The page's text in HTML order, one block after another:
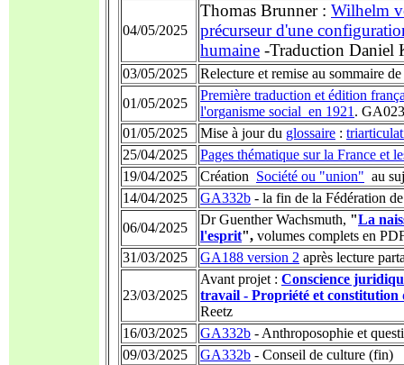
04/05/2025
Thomas Brunner : Wilhelm
précurseur d'une
humaine -Traduction Daniel
03/05/2025
Relecture et remise au sommaire
01/05/2025
Première traduction et édition
l'organisme social en 1921 . GA023
01/05/2025
Mise à jour du glossaire :
25/04/2025
Pages thématique sur la France et
19/04/2025
Création Société ou "union" au
14/04/2025
GA332b - la fin de la Fédération
06/04/2025
Dr Guenther Wachsmuth, "La
l'esprit", volumes complets en
31/03/2025
GA188 version 2 après lecture
23/03/2025
Avant projet : Conscience
travail - Propriété et constitution
Reetz
16/03/2025
GA332b - Anthroposophie et
09/03/2025
GA332b - Conseil de culture (fin)